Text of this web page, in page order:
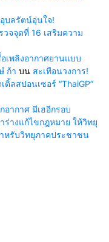
บลรัตน์อุ่นใจ!
จจุดที่ 16 เสริมความ
เพลิงอากาศยานแบบ
ก้า บน สะเทือนวงการ!
ลสปอนเซอร์ “ThaiGP”
อากาศ มีเฮอีกรอบ
างแก้ไขกฎหมาย ให้วิทยุ
หรับวิทยุภาคประชาชน